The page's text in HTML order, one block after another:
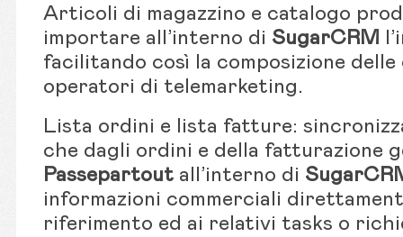
Articoli di magazzino e catalogo
importare all’interno di SugarCRM
facilitando così la composizione
operatori di telemarketing.
Lista ordini e lista fatture:
che dagli ordini e della fatturazione
Passepartout all’interno di
informazioni commerciali
riferimento ed ai relativi tasks o